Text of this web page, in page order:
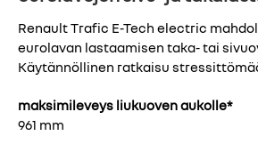
Renault Trafic E-Tech electric
eurolavan lastaamisen taka- tai
Käytännöllinen ratkaisu
maksimileveys liukuoven aukolle*
961 mm